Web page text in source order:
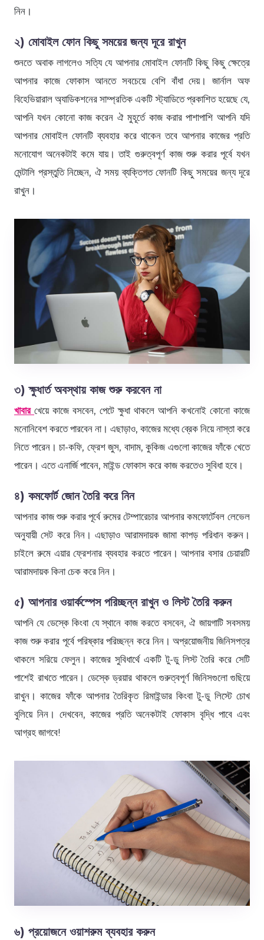
নিন।
২) মোবাইল ফোন কিছু সময়ের জন্য দূরে রাখুন
শুনতে অবাক লাগলেও সত্যি যে আপনার মোবাইল ফোনটি কিছু কিছু ক্ষেত্রে
আপনার কাজে ফোকাস আনতে সবচেয়ে বেশি বাঁধা দেয়। জার্নাল অফ
বিহেভিয়ারাল অ্যাডিকশনের সাম্প্রতিক একটি স্ট্যাডিতে প্রকাশিত হয়েছে যে,
আপনি যখন কোনো কাজ করেন ঐ মুহূর্তে কাজ করার পাশাপাশি আপনি যদি
আপনার মোবাইল ফোনটি ব্যবহার করে থাকেন তবে আপনার কাজের প্রতি
মনোযোগ অনেকটাই কমে যায়। তাই গুরুত্বপূর্ণ কাজ শুরু করার পূর্বে যখন
মেন্টালি প্রস্তুতি নিচ্ছেন, ঐ সময় ব্যক্তিগত ফোনটি কিছু সময়ের জন্য দূরে
রাখুন।
৩) ক্ষুধার্ত অবস্থায় কাজ শুরু করবেন না
খাবার খেয়ে কাজে বসবেন, পেটে ক্ষুধা থাকলে আপনি কখনোই কোনো কাজে
মনোনিবেশ করতে পারবেন না। এছাড়াও, কাজের মধ্যে ব্রেক নিয়ে নাস্তা করে
নিতে পারেন। চা-কফি, ফ্রেশ জুস, বাদাম, কুকিজ এগুলো কাজের ফাঁকে খেতে
পারেন। এতে এনার্জি পাবেন, মাইন্ড ফোকাস করে কাজ করতেও সুবিধা হবে।
৪) কমফোর্ট জোন তৈরি করে নিন
আপনার কাজ শুরু করার পূর্বে রুমের টেম্পারেচার আপনার কমফোর্টেবল লেভেল
অনুযায়ী সেট করে নিন। এছাড়াও আরামদায়ক জামা কাপড় পরিধান করুন।
চাইলে রুমে এয়ার ফ্রেশনার ব্যবহার করতে পারেন। আপনার বসার চেয়ারটি
আরামদায়ক কিনা চেক করে নিন।
৫) আপনার ওয়ার্কস্পেস পরিচ্ছন্ন রাখুন ও লিস্ট তৈরি করুন
আপনি যে ডেস্কে কিংবা যে স্থানে কাজ করতে বসবেন, ঐ জায়গাটি সবসময়
কাজ শুরু করার পূর্বে পরিষ্কার পরিচ্ছন্ন করে নিন। অপ্রয়োজনীয় জিনিসপত্র
থাকলে সরিয়ে ফেলুন। কাজের সুবিধার্থে একটি টু-ডু লিস্ট তৈরি করে সেটি
পাশেই রাখতে পারেন। ডেস্কে ড্রয়ার থাকলে গুরুত্বপূর্ণ জিনিসগুলো গুছিয়ে
রাখুন। কাজের ফাঁকে আপনার তৈরিকৃত রিমাইন্ডার কিংবা টু-ডু লিস্টে চোখ
বুলিয়ে নিন। দেখবেন, কাজের প্রতি অনেকটাই ফোকাস বৃদ্ধি পাবে এবং
আগ্রহ জাগবে!
৬) প্রয়োজনে ওয়াশরুম ব্যবহার করুন